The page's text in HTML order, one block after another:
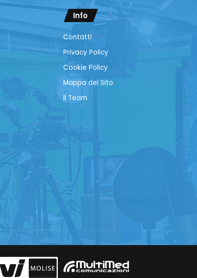
Info
Contatti
Privacy Policy
Cookie Policy
Mappa del Sito
Il Team